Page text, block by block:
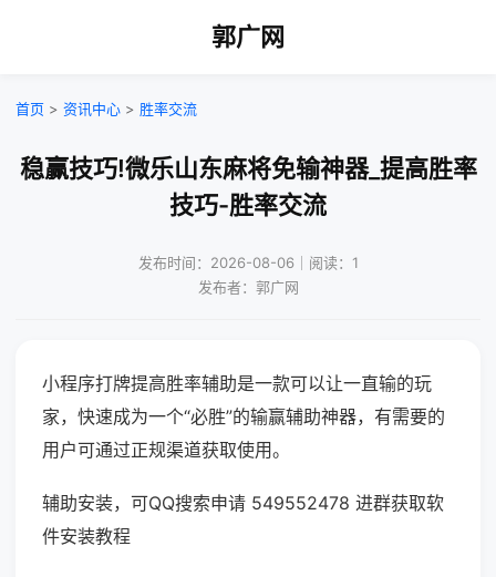
郭广网
首页 > 资讯中心 > 胜率交流
稳赢技巧!微乐山东麻将免输神器_提高胜率
技巧-胜率交流
发布时间：2026-08-06｜阅读：1
发布者：郭广网
小程序打牌提高胜率辅助是一款可以让一直输的玩
家，快速成为一个“必胜”的输赢辅助神器，有需要的
用户可通过正规渠道获取使用。
辅助安装，可QQ搜索申请 549552478 进群获取软
件安装教程